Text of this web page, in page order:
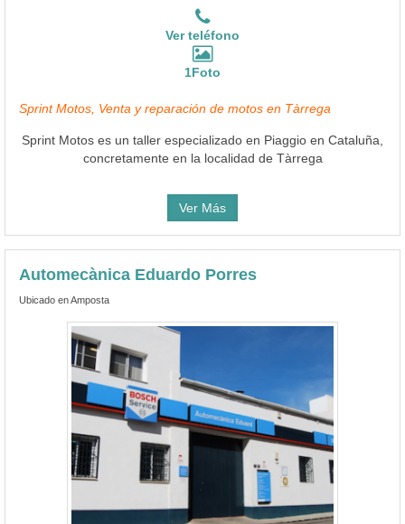
Ver teléfono
1Foto
Sprint Motos, Venta y reparación de motos en Tàrrega
Sprint Motos es un taller especializado en Piaggio en Cataluña,
concretamente en la localidad de Tàrrega
Ver Más
Automecànica Eduardo Porres
Ubicado en Amposta